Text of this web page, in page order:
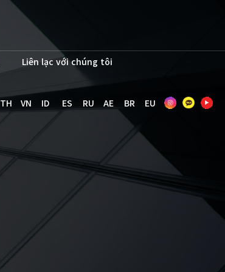
Liên lạc với chúng tôi
TH VN ID ES RU AE BR EU